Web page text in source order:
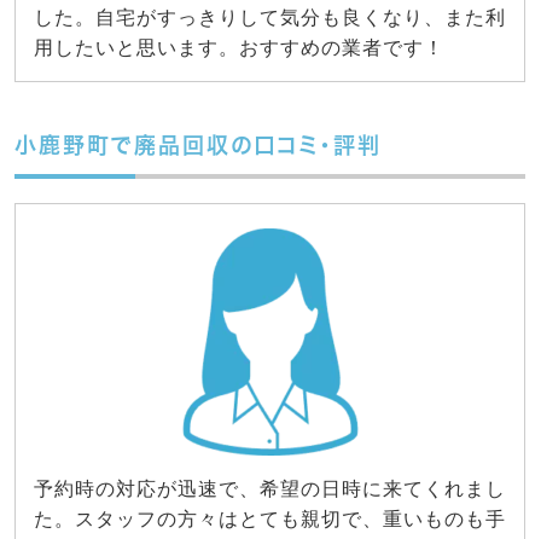
した。自宅がすっきりして気分も良くなり、また利
用したいと思います。おすすめの業者です！
小鹿野町で廃品回収の口コミ・評判
予約時の対応が迅速で、希望の日時に来てくれまし
た。スタッフの方々はとても親切で、重いものも手